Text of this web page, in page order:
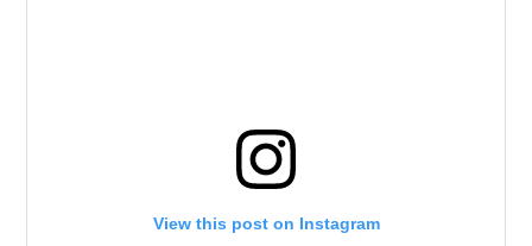
View this post on Instagram